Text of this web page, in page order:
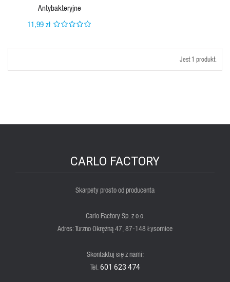
Antybakteryjne
11,99 zł
Jest 1 produkt.
CARLO FACTORY
Skarpety prosto od producenta
Carlo Factory Sp. z o.o.
Adres: Turzno Okrężną 47, 87-148 Łysomice
Skontaktuj się z nami:
Tel. 601 623 474